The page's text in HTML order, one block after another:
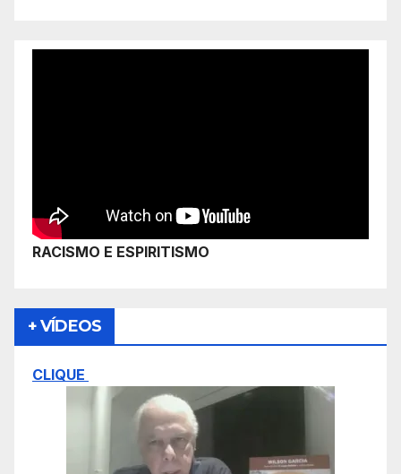
RACISMO E ESPIRITISMO
+ VÍDEOS
CLIQUE